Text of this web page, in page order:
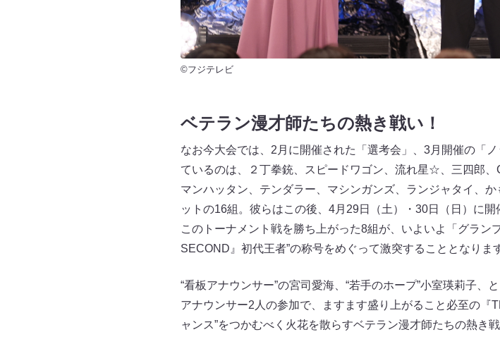
©フジテレビ
ベテラン漫才師たちの熱き戦い！
なお今大会では、2月に開催された「選考会」、3月開催の「
ているのは、２丁拳銃、スピードワゴン、流れ星☆、三四郎
マンハッタン、テンダラー、マシンガンズ、ランジャタイ、
ットの16組。彼らはこの後、4月29日（土）・30日（日）に
このトーナメント戦を勝ち上がった8組が、いよいよ「グラン
SECOND』初代王者”の称号をめぐって激突することとなりま
“看板アナウンサー”の宮司愛海、“若手のホープ”小室瑛莉子
アナウンサー2人の参加で、ますます盛り上がること必至の『
ャンス”をつかむべく火花を散らすベテラン漫才師たちの熱き